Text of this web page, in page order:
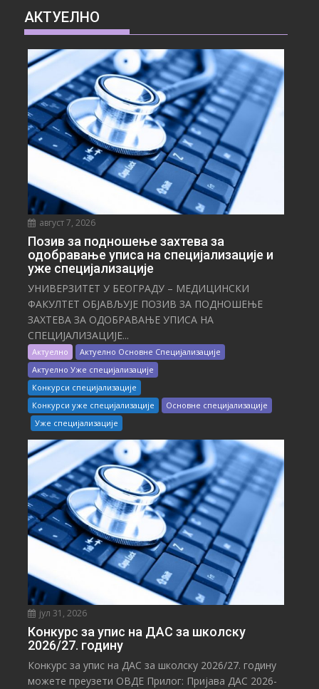
АКТУЕЛНО
август 7, 2026
Позив за подношење захтева за
одобравање уписа на специјализације и
уже специјализације
УНИВЕРЗИТЕТ У БЕОГРАДУ – МЕДИЦИНСКИ
ФАКУЛТЕТ ОБЈАВЉУЈЕ ПОЗИВ ЗА ПОДНОШЕЊЕ
ЗАХТЕВА ЗА ОДОБРАВАЊЕ УПИСА НА
СПЕЦИЈАЛИЗАЦИЈЕ...
Актуелно
Актуелно Основне Специјализације
Актуелно Уже специјализације
Конкурси специјализације
Конкурси уже специјализације
Основне специјализације
Уже специјализације
јул 31, 2026
Конкурс за упис на ДАС за школску
2026/27. годину
Конкурс за упис на ДАС за школску 2026/27. годину
можете преузети ОВДЕ Прилог: Пријава ДАС 2026-